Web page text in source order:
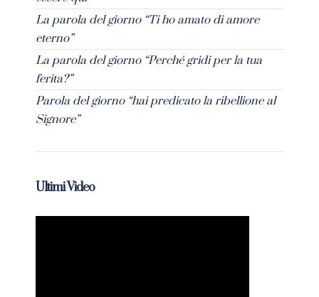
La parola del giorno “Ti ho amato di amore
eterno”
La parola del giorno “Perché gridi per la tua
ferita?”
Parola del giorno “hai predicato la ribellione al
Signore”
Ultimi Video